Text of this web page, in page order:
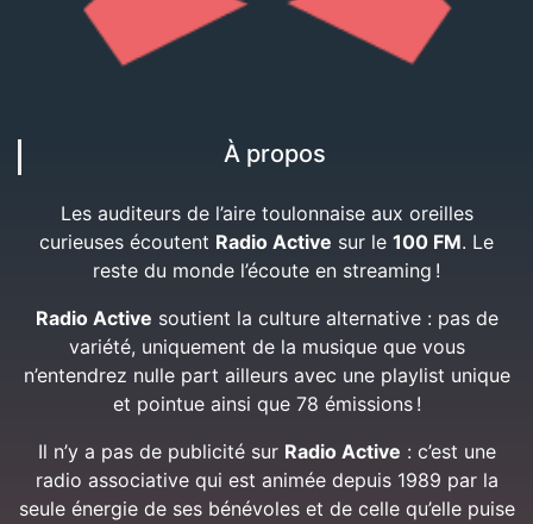
À propos
Les auditeurs de l’aire toulonnaise aux oreilles
curieuses écoutent Radio Active sur le 100 FM. Le
reste du monde l’écoute en streaming !
Radio Active soutient la culture alternative : pas de
variété, uniquement de la musique que vous
n’entendrez nulle part ailleurs avec une playlist unique
et pointue ainsi que 78 émissions !
Il n’y a pas de publicité sur Radio Active : c’est une
radio associative qui est animée depuis 1989 par la
seule énergie de ses bénévoles et de celle qu’elle puise